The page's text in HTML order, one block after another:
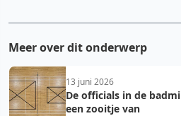
Meer over dit onderwerp
13 juni 2026
De officials in de
een zooitje van